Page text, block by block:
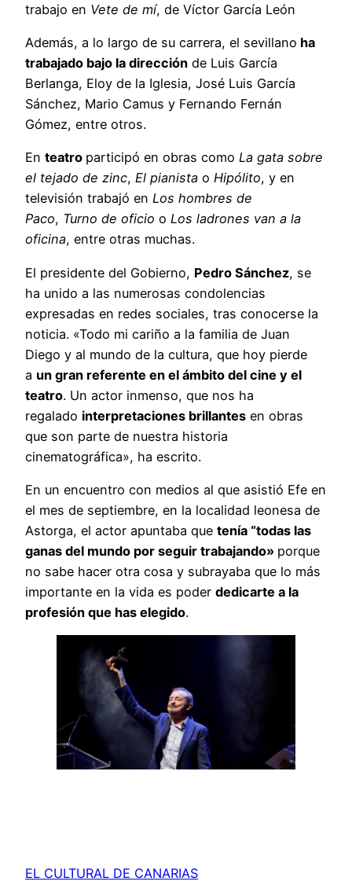
trabajo en Vete de mí, de Víctor García León
Además, a lo largo de su carrera, el sevillano ha
trabajado bajo la dirección de Luis García
Berlanga, Eloy de la Iglesia, José Luis García
Sánchez, Mario Camus y Fernando Fernán
Gómez, entre otros.
En teatro participó en obras como La gata sobre
el tejado de zinc, El pianista o Hipólito, y en
televisión trabajó en Los hombres de
Paco, Turno de oficio o Los ladrones van a la
oficina, entre otras muchas.
El presidente del Gobierno, Pedro Sánchez, se
ha unido a las numerosas condolencias
expresadas en redes sociales, tras conocerse la
noticia. «Todo mi cariño a la familia de Juan
Diego y al mundo de la cultura, que hoy pierde
a un gran referente en el ámbito del cine y el
teatro. Un actor inmenso, que nos ha
regalado interpretaciones brillantes en obras
que son parte de nuestra historia
cinematográfica», ha escrito.
En un encuentro con medios al que asistió Efe en
el mes de septiembre, en la localidad leonesa de
Astorga, el actor apuntaba que tenía “todas las
ganas del mundo por seguir trabajando» porque
no sabe hacer otra cosa y subrayaba que lo más
importante en la vida es poder dedicarte a la
profesión que has elegido.
EL CULTURAL DE CANARIAS